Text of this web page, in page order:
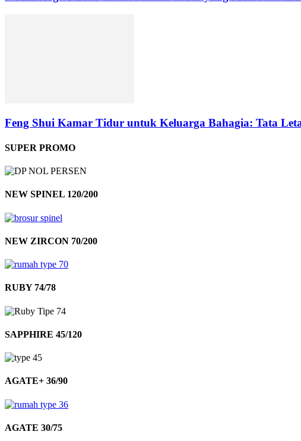
Feng Shui Kamar Tidur untuk Keluarga Bahagia: Tata
SUPER PROMO
NEW SPINEL 120/200
NEW ZIRCON 70/200
RUBY 74/78
SAPPHIRE 45/120
AGATE+ 36/90
AGATE 30/75